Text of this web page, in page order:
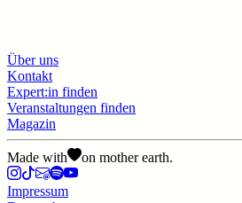
Über uns
Kontakt
Expert:in finden
Veranstaltungen finden
Magazin
Made with on mother earth.
Impressum